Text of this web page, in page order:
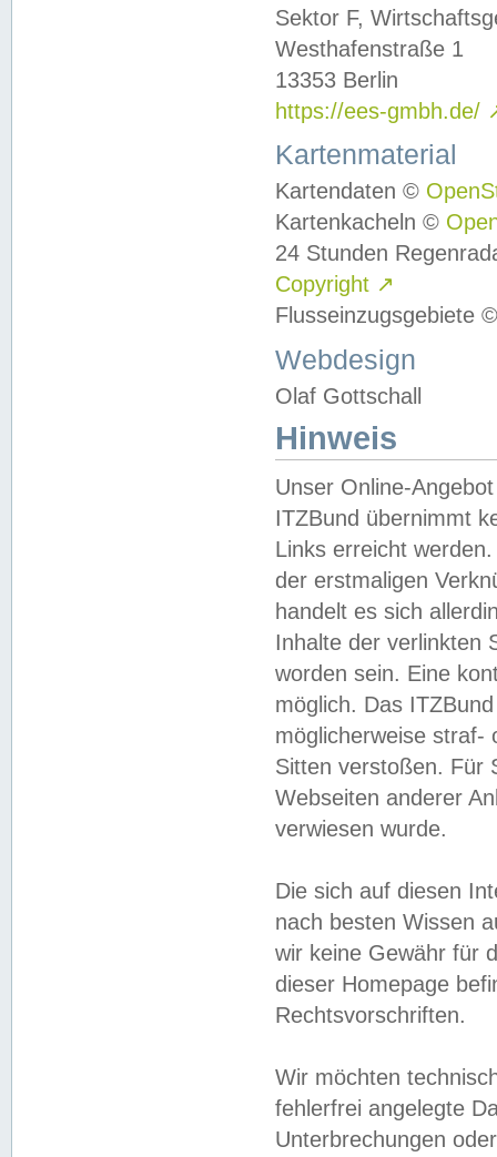
Sektor F,
Westhafenstraße 1
13353 Berlin
https://ees-gmbh.de/
Kartenmaterial
Kartendaten ©
Kartenkacheln ©
24 Stunden
Copyright ↗
Flusseinzugsgebiete
Webdesign
Olaf Gottschall
Hinweis
Unser Online-
ITZBund übernimmt
Links erreicht
der erstmaligen
handelt es sich
Inhalte der verlinkten
worden sein. Eine
möglich. Das
möglicherweise straf-
Sitten verstoßen. Für
Webseiten anderer
verwiesen wurde.
Die sich auf diesen
nach besten Wissen
wir keine Gewähr für
dieser Homepage
Rechtsvorschriften.
Wir möchten
fehlerfrei angelegte
Unterbrechungen